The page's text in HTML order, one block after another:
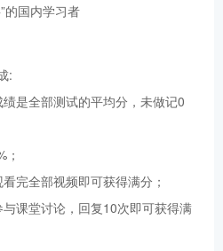
的国内学习者
:
是全部测试的平均分，未做记0
完全部视频即可获得满分；
课堂讨论，回复10次即可获得满